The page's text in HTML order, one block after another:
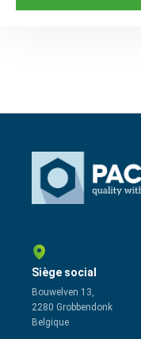
Siège social
Bouwelven 13,
2280 Grobbendonk
Belgique